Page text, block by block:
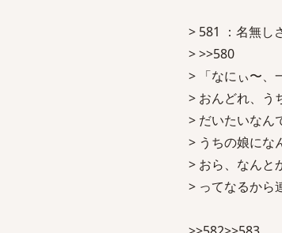
> 581 ：名無し
> >>580
> 「なにぃ〜、
> おんどれ、う
> だいたいなん
> うちの娘にな
> おら、なんと
> ってなるから